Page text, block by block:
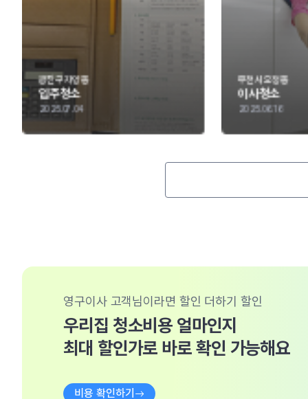
부천시 오정동
이사청소
2025.06.16
부천시 원미구
프리미엄청소
2025.06.12
영구이사 고객님이라면 할인 더하기 할인
우리집 청소비용 얼마인지
최대 할인가로 바로 확인 가능해요
비용 확인하기